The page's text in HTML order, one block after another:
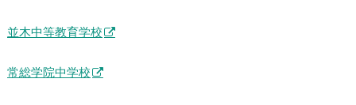
並木中等教育学校
常総学院中学校